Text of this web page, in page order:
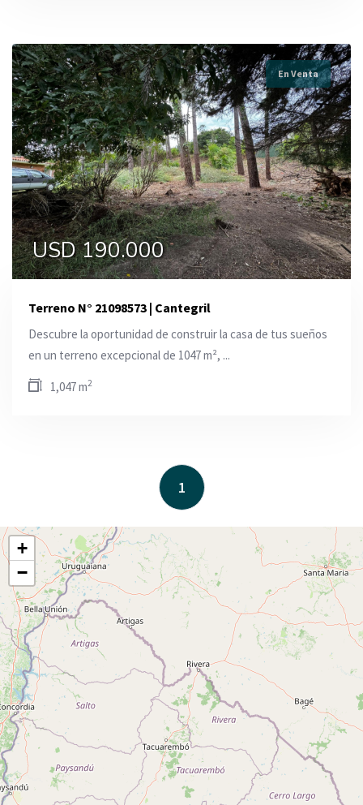
En Venta
USD 190.000
Terreno N° 21098573 | Cantegril
Descubre la oportunidad de construir la casa de tus sueños
en un terreno excepcional de 1047 m², ...
1,047 m2
1
+
−